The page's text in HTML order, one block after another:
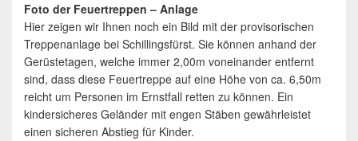
Foto der Feuertreppen – Anlage
Hier zeigen wir Ihnen noch ein Bild mit der provisorischen
Treppenanlage bei Schillingsfürst. Sie können anhand der
Gerüstetagen, welche immer 2,00m voneinander entfernt
sind, dass diese Feuertreppe auf eine Höhe von ca. 6,50m
reicht um Personen im Ernstfall retten zu können. Ein
kindersicheres Geländer mit engen Stäben gewährleistet
einen sicheren Abstieg für Kinder.